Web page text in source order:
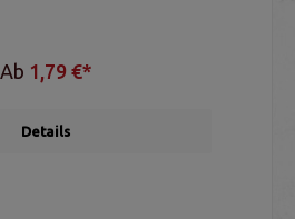
Ab 1,79 €*
Details